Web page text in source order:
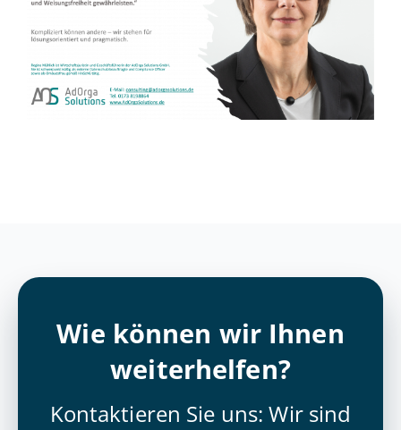
Wie können wir Ihnen
weiterhelfen?
Kontaktieren Sie uns: Wir sind